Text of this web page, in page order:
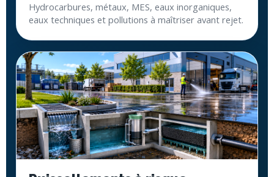
Hydrocarbures, métaux, MES, eaux inorganiques,
eaux techniques et pollutions à maîtriser avant rejet.